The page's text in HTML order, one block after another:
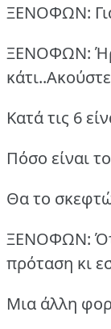
ΞΕΝΟΦΩΝ:
ΞΕΝΟΦΩΝ:
Κατά τις 6
Πόσο είναι
Θα το
ΞΕΝΟΦΩΝ:
πρόταση κι
Μια άλλη